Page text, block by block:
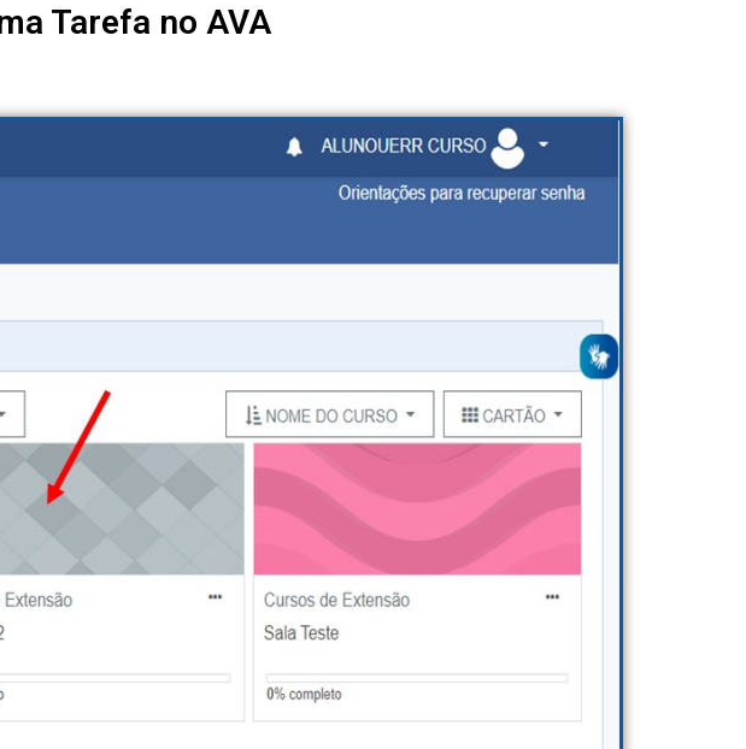
Tarefa no AVA